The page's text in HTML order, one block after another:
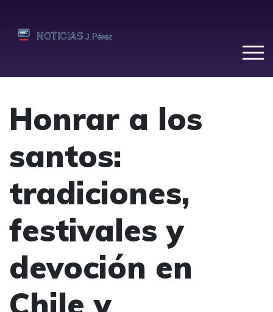
Honrar a los
santos:
tradiciones,
festivales y
devoción en
Chile y